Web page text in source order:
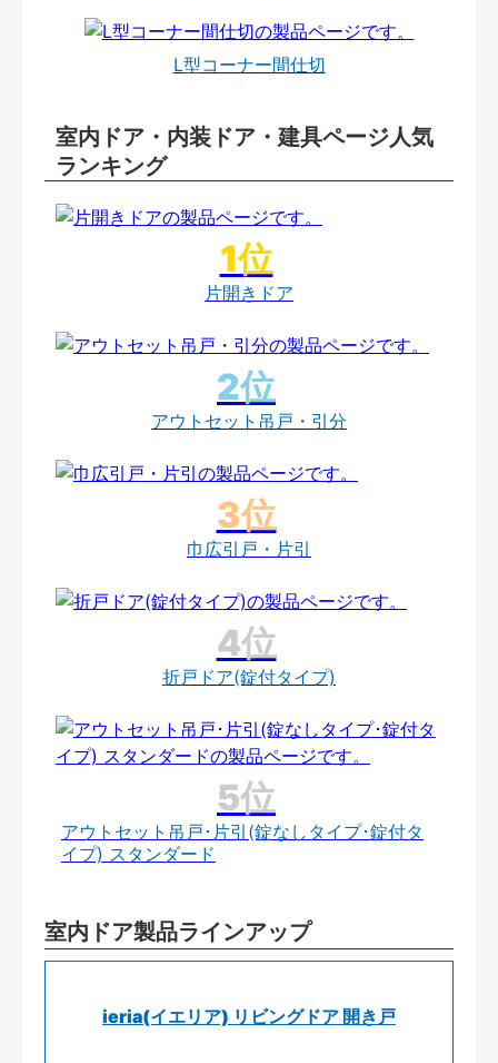
L型コーナー間仕切
室内ドア・内装ドア・建具ページ人気
ランキング
片開きドア
アウトセット吊戸・引分
巾広引戸・片引
折戸ドア(錠付タイプ)
アウトセット吊戸･片引(錠なしタイプ･錠付タ
イプ) スタンダード
室内ドア製品ラインアップ
ieria(イエリア) リビングドア 開き戸